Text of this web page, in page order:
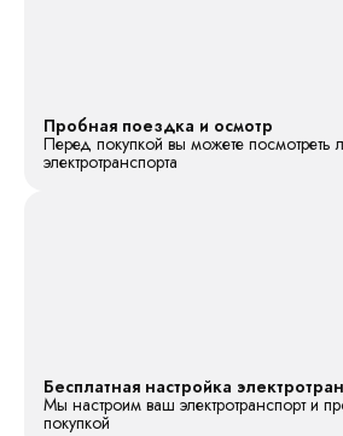
Пробная поездка и осмотр
Перед покупкой вы можете
электротранспорта
Бесплатная настройка
Мы настроим ваш электротранспорт и
покупкой